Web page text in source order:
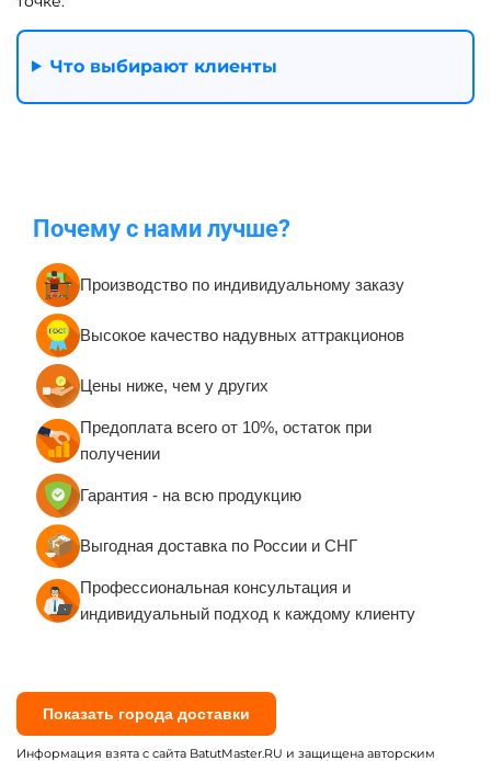
горками для бизнеса
бизнеса до 20 кв. м
Средние батуты от 20 до
100 кв. м.